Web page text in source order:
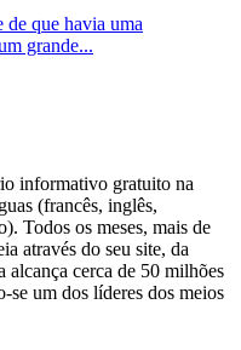
de que havia uma
grande...
informativo gratuito na
(francês, inglês,
Todos os meses, mais de
através do seu site, da
alcança cerca de 50 milhões
se um dos líderes dos meios